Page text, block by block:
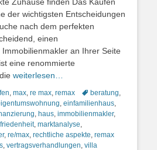
der wichtigsten Entscheidungen
nach dem perfekten
einen
an Ihrer Seite
eine renommierte
weiterlesen…
, max, re max, remax Schlagworte
beratung,
, einfamilienhaus,
, haus, immobilienmakler,
, marktanalyse,
, re/max, rechtliche aspekte, remax
, vertragsverhandlungen, villa